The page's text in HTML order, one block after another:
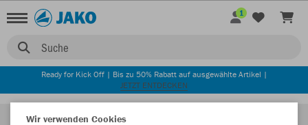
Suche
1
Ready for Kick Off | Bis zu 50% Rabatt auf ausgewählte Artikel |
JETZT ENTDECKEN
Wir verwenden Cookies